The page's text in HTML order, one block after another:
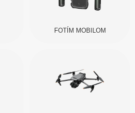
FOTÍM MOBILOM